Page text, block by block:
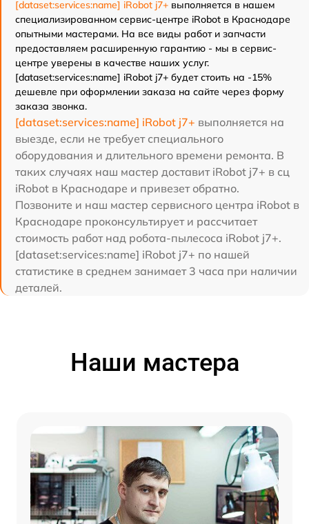
[dataset:services:name] iRobot j7+ выполняется в нашем
специализированном сервис-центре iRobot в Краснодаре
опытными мастерами. На все виды работ и запчасти
предоставляем расширенную гарантию - мы в сервис-
центре уверены в качестве наших услуг.
[dataset:services:name] iRobot j7+ будет стоить на -15%
дешевле при оформлении заказа на сайте через форму
заказа звонка.
[dataset:services:name] iRobot j7+ выполняется на
выезде, если не требует специального
оборудования и длительного времени ремонта. В
таких случаях наш мастер доставит iRobot j7+ в сц
iRobot в Краснодаре и привезет обратно.
Позвоните и наш мастер сервисного центра iRobot в
Краснодаре проконсультирует и рассчитает
стоимость работ над робота-пылесоса iRobot j7+.
[dataset:services:name] iRobot j7+ по нашей
статистике в среднем занимает 3 часа при наличии
деталей.
Наши мастера